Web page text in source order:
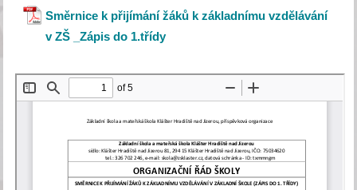
Směrnice k přijímání žáků k základnímu vzdělávání
v ZŠ _Zápis do 1.třídy